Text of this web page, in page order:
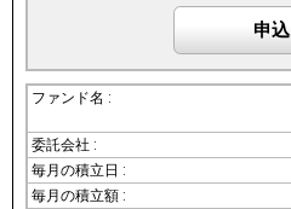
申込